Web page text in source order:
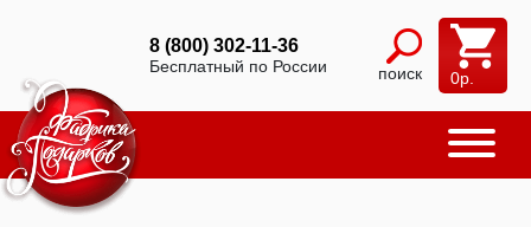
8 (800) 302-11-36
Бесплатный по России поиск 0р.